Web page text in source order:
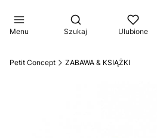
Menu
Otwórz wyszukiwarkę
Szukaj Ulubione
Petit Concept ZABAWA & KSIĄŻKI